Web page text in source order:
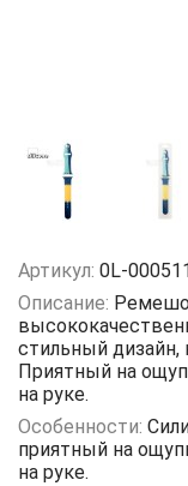
Артикул: 0L-
Описание:
стильный
Приятный на
на руке.
Особенности:
приятный на
на руке.